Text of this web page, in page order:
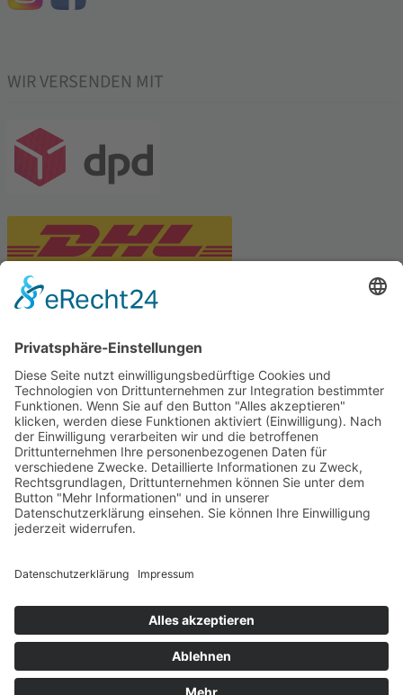
WIR VERSENDEN MIT
Tekal – Textile Lebensqualität
Exklusive moderne & Orientteppiche
Feuerwerk XXL
Pyrotechnik online bestellen
© Stadtmühle Waldenbuch 2026
und Mühlenprodukte ·
Cookie-Einstellungen
Alle Preise inkl. der gesetzlichen MwSt.
Die durchgestrichenen Preise entsprechen dem bisherigen Preis in